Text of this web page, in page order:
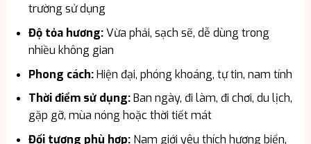
trường sử dụng
Độ tỏa hương:Vừa phải, sạch sẽ, dễ dùng trong
nhiều không gian
Phong cách:Hiện đại, phóng khoáng, tự tin, nam tính
Thời điểm sử dụng:Ban ngày, đi làm, đi chơi, du lịch,
gặp gỡ, mùa nóng hoặc thời tiết mát
Đối tượng phù hợp:Nam giới yêu thích hương biển,